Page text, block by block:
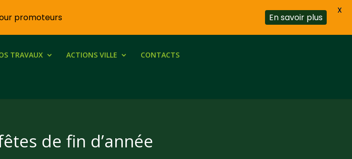
TRAVAUX ACTIONS VILLE CONTACTS
de fin d’année
promoteurs En savoir plus
X